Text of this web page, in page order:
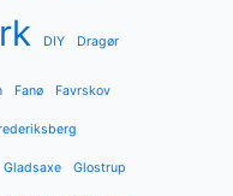
DIY Dragør
Fanø Favrskov
Gladsaxe Glostrup